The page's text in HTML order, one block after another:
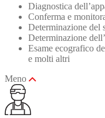
Diagnostica
Conferma e
Determinazione del
Determinazione
Esame ecografico
e molti altri
Meno